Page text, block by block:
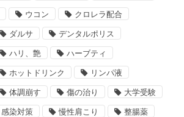
ウコン クロレラ配合
ダルサ デンタルポリス
ハリ、艶 ハーブティ
ホットドリンク リンパ液
体調崩す 傷の治り 大学受験
感染対策 慢性肩こり 整腸薬